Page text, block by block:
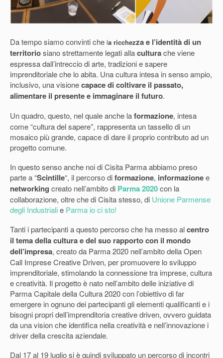
Da tempo siamo convinti che la ricchezza e l’identità di un
territoriosiano strettamente legati allaculturache viene
espressa dall’intreccio di arte, tradizioni e sapere
imprenditoriale che lo abita. Una cultura intesa in senso ampio,
inclusivo, una visionecapace di coltivare il passato,
alimentare il presente e immaginare il futuro.
Un quadro, questo, nel quale anche laformazione, intesa
come “cultura del sapere”, rappresenta un tassello di un
mosaico più grande, capace di dare il proprio contributo ad un
progetto comune.
In questo senso anche noi di Cisita Parma abbiamo preso
parte a “Scintille“, il percorso diformazione, informazionee
networking creato nell’ambito di Parma 2020con la
collaborazione, oltre che di Cisita stesso, di Unione Parmense
degli Industrialie Parma io ci sto!
Tanti i partecipanti a questo percorso che ha messo alcentro
il tema della cultura e del suo rapporto con il mondo
dell’impresa, creato da Parma 2020 nell’ambito della Open
Call Imprese Creative Driven, per promuovere lo sviluppo
imprenditoriale, stimolando la connessione tra imprese, cultura
e creatività. Il progetto è nato nell’ambito delle iniziative di
Parma Capitale della Cultura 2020 con l’obiettivo di far
emergere in ognuno dei partecipanti gli elementi qualificanti e i
bisogni propri dell’imprenditoria creative driven, ovvero guidata
da una vision che identifica nella creatività e nell’innovazione i
driver della crescita aziendale.
Dal 17 al 19 luglio si è quindi sviluppato un percorso di incontri